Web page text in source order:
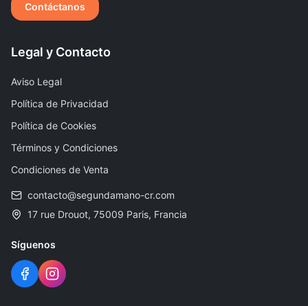
Contáctanos
Legal y Contacto
Aviso Legal
Política de Privacidad
Política de Cookies
Términos y Condiciones
Condiciones de Venta
contacto@segundamano-cr.com
17 rue Drouot, 75009 Paris, Francia
Síguenos